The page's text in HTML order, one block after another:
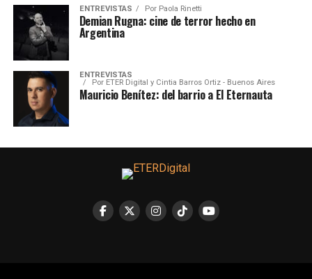
ENTREVISTAS Por Paola Rinetti
Demian Rugna: cine de terror hecho en
Argentina
ENTREVISTAS
Por ETER Digital y Cintia Barros Ortiz - Buenos Aires
Mauricio Benítez: del barrio a El Eternauta